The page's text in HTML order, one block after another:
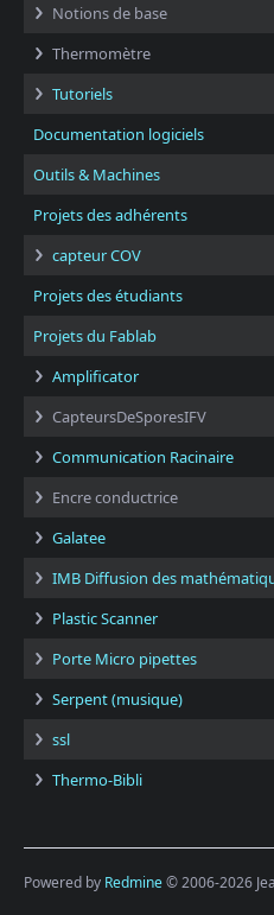
Notions de base
Thermomètre
Tutoriels
Documentation logiciels
Outils & Machines
Projets des adhérents
capteur COV
Projets des étudiants
Projets du Fablab
Amplificator
CapteursDeSporesIFV
Communication Racinaire
Encre conductrice
Galatee
IMB Diffusion des
Plastic Scanner
Porte Micro pipettes
Serpent (musique)
ssl
Thermo-Bibli
Powered by Redmine© 2006-2026